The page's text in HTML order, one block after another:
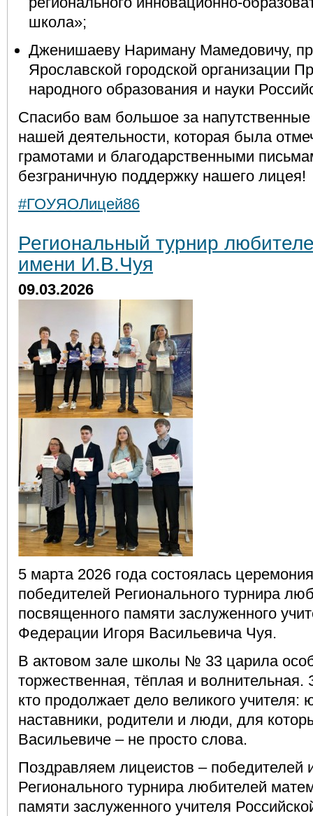
школа»;
Дженишаеву Нариману Мамедовичу,
Ярославской городской организации
народного образования и науки
Спасибо вам большое за
нашей деятельности, которая была
грамотами и благодарственными
безграничную поддержку нашего лицея!
#ГОУЯОЛицей86
Региональный турнир
имени И.В.Чуя
09.03.2026
5 марта 2026 года состоялась
победителей Регионального турнира
посвященного памяти заслуженного
Федерации Игоря Васильевича Чуя.
В актовом зале школы № 33 царила
торжественная, тёплая и волнительная.
кто продолжает дело великого учителя:
наставники, родители и люди, для
Васильевиче – не просто слова.
Поздравляем лицеистов – победителей
Регионального турнира любителей
памяти заслуженного учителя